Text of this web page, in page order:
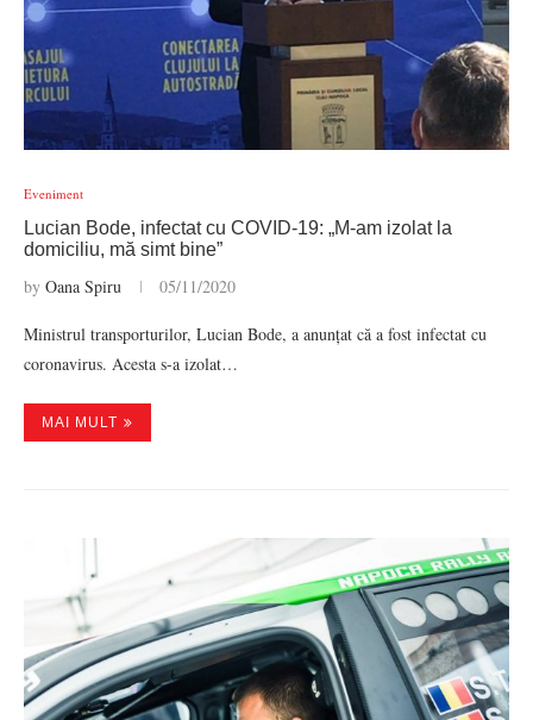
Eveniment
Lucian Bode, infectat cu COVID-19: „M-am izolat la
domiciliu, mă simt bine”
by Oana Spiru 05/11/2020
Ministrul transporturilor, Lucian Bode, a anunțat că a fost infectat cu
coronavirus. Acesta s-a izolat…
MAI MULT